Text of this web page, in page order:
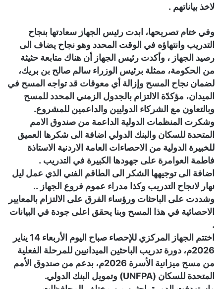
لاخذ بياناتهم .
وفي ختام تصريحها، ابدت رئيس الجهاز سعادتها بنجاح
التدريب وانتهاؤه في الوقت المحدد وهو نجاح يضاف الى
رصيد الجهاز ، وأكدت رئيس الجهاز أن هناك متابعة حثيثة
من الحكومة، ممثلة برئيس الوزراء سالم صالح بن بريك،
لضمان نجاح المسح وإزالة أي معوقات قد تواجه المسح في
الميدان، مؤكدًة الالتزام بالجدول الزمني المحدد للمسح
وبالتعاون مع الشركاء الدوليين والداعمين للمشروع.
وشكرت المنظمات الدولية الداعمة من صندوق الامم
المتحدة للسكان والبنك الدولي اضافة الى شكرها العميق
للخبيرة الدولية من الاحصاءات العامة الاردنية الاستاذة
فاطمة العوامرة على جهودها الكبيرة في التدريب .
اضافة الى توجيهها الشكر الى الطاقم الفني الذي عمل ليل
نهار لانجاح التدريب وكذا مدراء عموم فروع الجهاز ..
وشددت على الباحثات ورؤساء الفرق على الالتزام بالمعايير
الاحصائية في هذا المسح وبنا يحقق اعلى جودة في البيانات
.
اختتم الجهاز المركزي للإحصاء صباح اليوم الأربعاء 14 يناير
2026م، دورة تدريب الباحثين الميدانيين للمرحلة الفعلية
من مسح ميزانية الأسرة 2026م، بدعم من صندوق الأمم
المتحدة للسكان (UNFPA) وتمويل البنك الدولي.